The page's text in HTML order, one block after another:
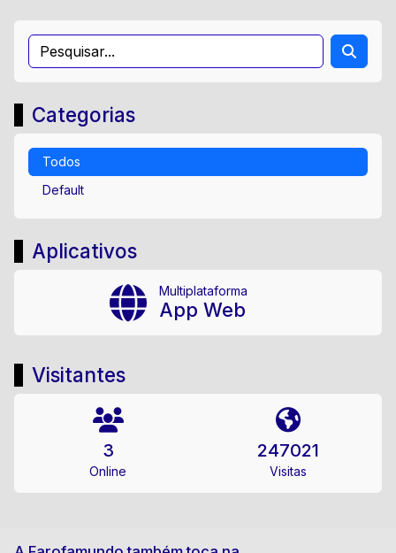
Categorias
Todos
Default
Aplicativos
Multiplataforma
App Web
Visitantes
3
Online
247021
Visitas